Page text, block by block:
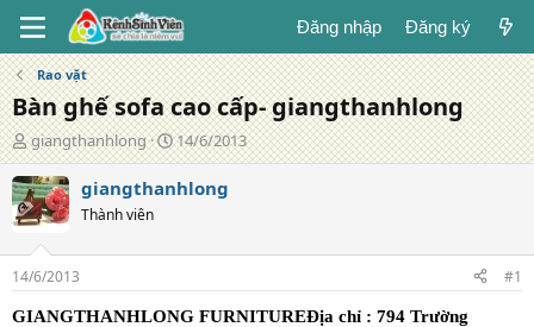
Đăng nhập Đăng ký
Rao vặt
Bàn ghế sofa cao cấp- giangthanhlong
T
á
c
g
i
ả
giangthanhlong
N
g
à
g
14/6/2013
giangthanhlong
Thành viên
14/6/2013 #1
GIANGTHANHLONG FURNITUREĐịa chỉ : 794 Trường